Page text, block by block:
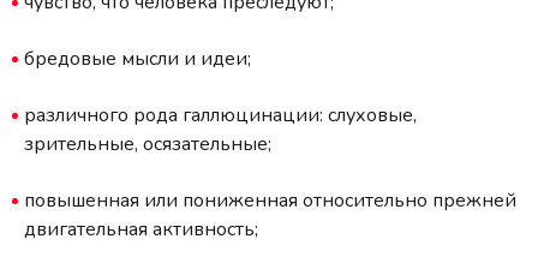
бредовые мысли и идеи;
различного рода галлюцинации: слуховые,
зрительные, осязательные;
повышенная или пониженная относительно прежней
двигательная активность;